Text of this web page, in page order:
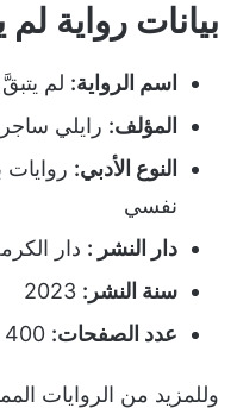
بيانات رواية لم
اسم الرواية: لم
المؤلف: رايلي ساجر
النوع الأدبي:
نفسي
دار النشر : دار
سنة النشر:
عدد الصفحات:
وللمزيد من الروايات